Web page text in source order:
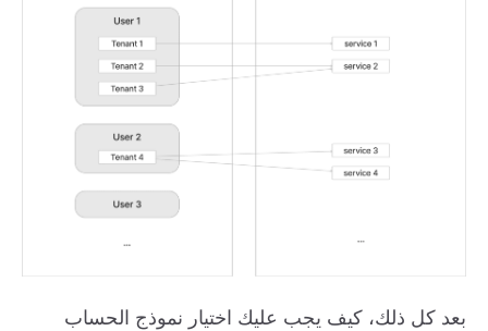
بعد كل ذلك، كيف يجب عليك اختيار نموذج الحساب